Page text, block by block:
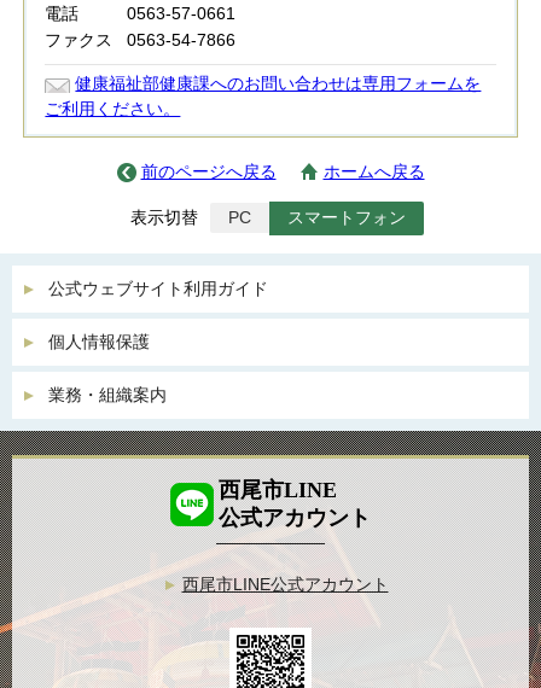
電話
0563-57-0661
ファクス
0563-54-7866
健康福祉部健康課へのお問い合わせは専用フォームを
ご利用ください。
前のページへ戻る ホームへ戻る
表示切替 PC スマートフォン
公式ウェブサイト利用ガイド
個人情報保護
業務・組織案内
西尾市LINE
公式アカウント
西尾市LINE公式アカウント